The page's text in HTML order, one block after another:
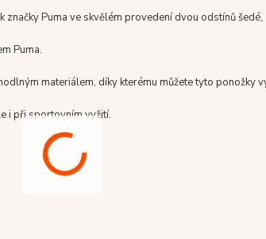
značky Puma ve skvělém provedení dvou odstínů šedé,
Puma.
materiálem, díky kterému můžete tyto ponožky
i při sportovním vyžití.